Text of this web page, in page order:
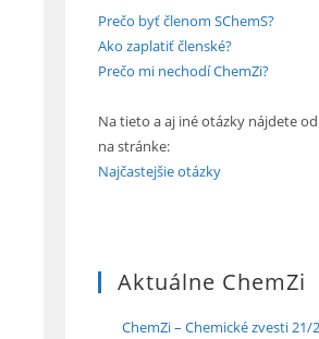
Prečo byť členom SChemS?
Ako zaplatiť členské?
Prečo mi nechodí ChemZi?
Na tieto a aj iné otázky nájdete
na stránke:
Najčastejšie otázky
Aktuálne ChemZi
ChemZi – Chemické zvesti 21/